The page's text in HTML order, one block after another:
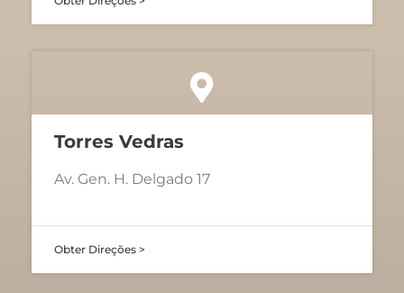
Torres Vedras
Av. Gen. H. Delgado 17
Obter Direções >